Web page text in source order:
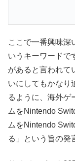
ここで一番興味深
いうキーワードで
があると言われて
いにしてもかなり
るように、海外ゲ
ムをNintendo
ムをNintendo
る」という旨の発